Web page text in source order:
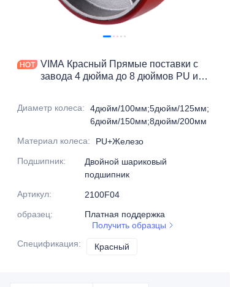
VIMA Красный Прямые поставки с
завода 4 дюйма до 8 дюймов PU и
Диаметр колеса:
4дюйм/100мм;5дюйм/125мм;
6дюйм/150мм;8дюйм/200мм
Материал колеса:
PU+Железо
Подшипник:
Двойной шариковый
подшипник
Артикул:
2100F04
образец:
Платная поддержка
Получить образцы
Спецификация: Красный
Продукты